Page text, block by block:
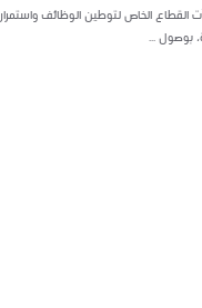
القطاع الخاص لتوطين الوظائف
بوصول ...